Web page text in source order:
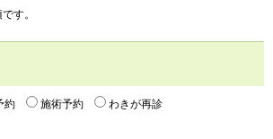
す。
約 施術予約 わきが再診